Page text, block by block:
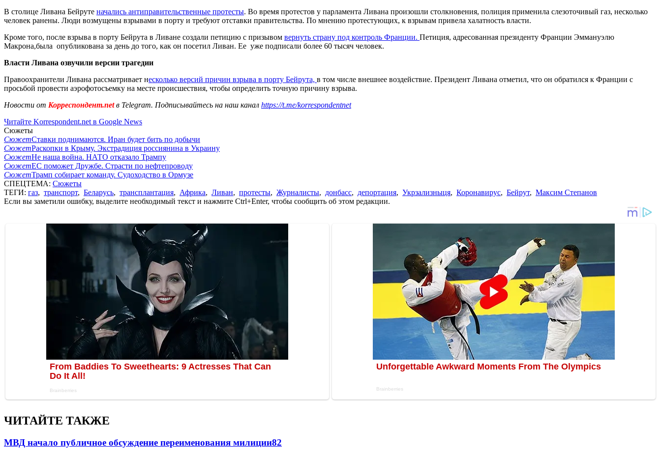
В столице Ливана Бейруте начались антиправительственные протесты. Во время протестов у парламента Ливана произошли столкновения, полиция применила слезоточивый газ, несколько
человек ранены. Люди возмущены взрывами в порту и требуют отставки правительства. По мнению протестующих, к взрывам привела халатность власти.
Кроме того, после взрыва в порту Бейрута в Ливане создали петицию с призывом вернуть страну под контроль Франции. Петиция, адресованная президенту Франции Эммануэлю
Макрона,была опубликована за день до того, как он посетил Ливан. Ее уже подписали более 60 тысяч человек.
Власти Ливана озвучили версии трагедии
Правоохранители Ливана рассматривает несколько версий причин взрыва в порту Бейрута, в том числе внешнее воздействие. Президент Ливана отметил, что он обратился к Франции с
просьбой провести аэрофотосъемку на месте происшествия, чтобы определить точную причину взрыва.
Новости от Корреспондент.netв Telegram. Подписывайтесь на наш канал https://t.me/korrespondentnet
Читайте Korrespondent.net в Google News
Сюжеты
СюжетСтавки поднимаются. Иран будет бить по добычи
СюжетРаскопки в Крыму. Экстрадиция россиянина в Украину
СюжетНе наша война. НАТО отказало Трампу
СюжетЕС поможет Дружбе. Страсти по нефтепроводу
СюжетТрамп собирает команду. Судоходство в Ормузе
СПЕЦТЕМА: Сюжеты
ТЕГИ: газ, транспорт, Беларусь, трансплантация, Африка, Ливан, протесты, Журналисты, донбасс, депортация, Укрзализныця, Коронавирус, Бейрут, Максим Степанов
Если вы заметили ошибку, выделите необходимый текст и нажмите Ctrl+Enter, чтобы сообщить об этом редакции.
ЧИТАЙТЕ ТАКЖЕ
МВД начало публичное обсуждение переименования милиции82